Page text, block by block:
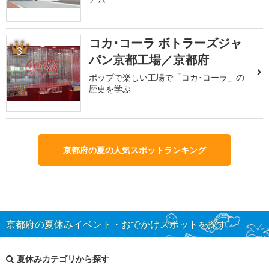
3
コカ･コーラ ボトラーズジャ
パン京都工場／京都府
ポップで楽しい工場で「コカ･コーラ」の
歴史を学ぶ
京都府の夏の人気スポットランキング
京都府の夏休みイベント・おでかけスポットを探す
夏休みカテゴリから探す